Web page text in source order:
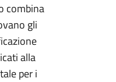
combina
gli
alla
per i